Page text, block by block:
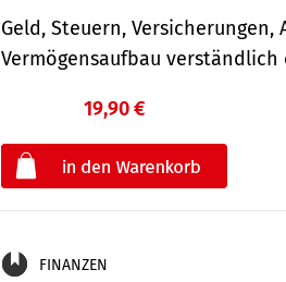
Geld, Steuern, Versicherungen,
Vermögensaufbau
19,90 €
FINANZEN